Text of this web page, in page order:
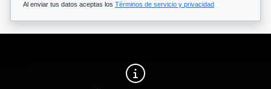
Al enviar tus datos aceptas los Términos de servicio y privacidad